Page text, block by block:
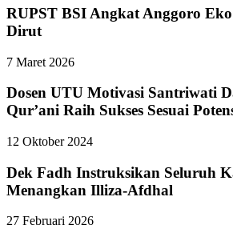
RUPST BSI Angkat Anggoro
Dirut
7 Maret 2026
Dosen UTU Motivasi Santriwati
Qur’ani Raih Sukses Sesuai
12 Oktober 2024
Dek Fadh Instruksikan Seluruh
Menangkan Illiza-Afdhal
27 Februari 2026